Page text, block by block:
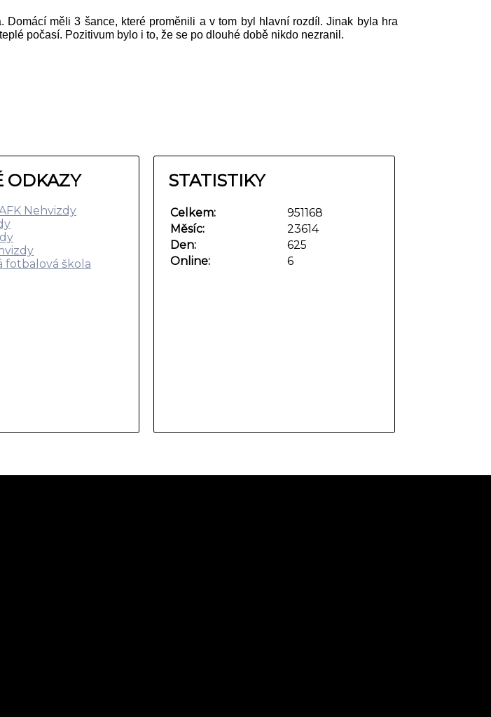
měli 3 šance, které proměnili a v tom byl hlavní rozdíl. Jinak byla hra
počasí. Pozitivum bylo i to, že se po dlouhé době nikdo nezranil.
ODKAZY
Nehvizdy
fotbalová škola
STATISTIKY
Online: 6
Celkem:
951168
Měsíc:
23614
Den:
625